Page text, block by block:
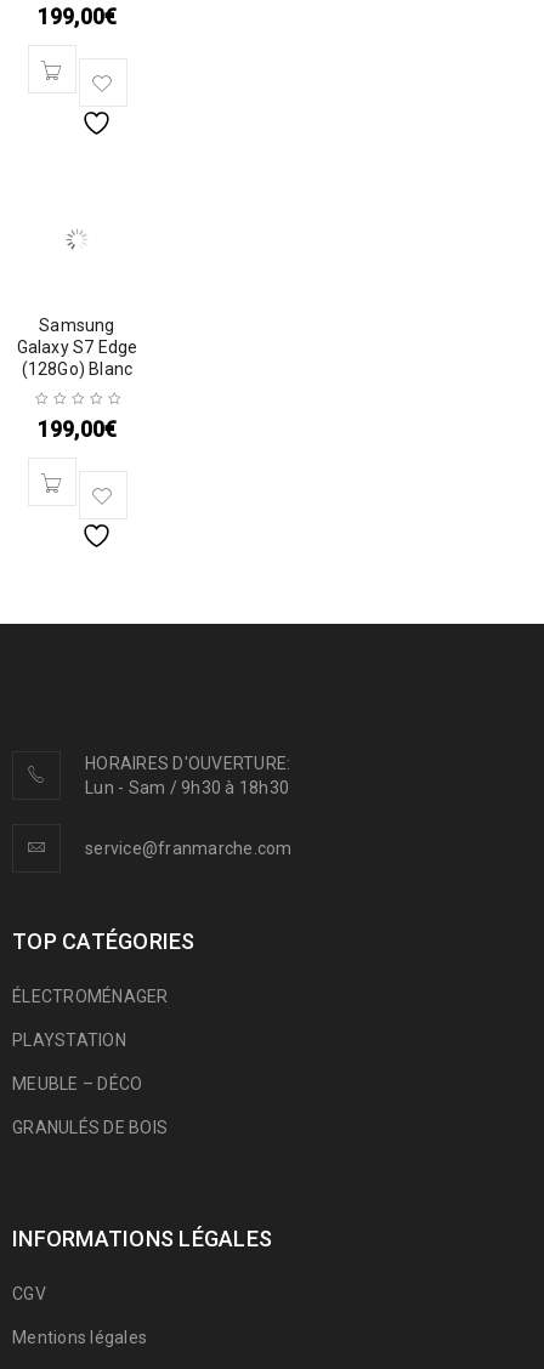
199,00€
Samsung
Galaxy S7 Edge
(128Go) Blanc
199,00€
HORAIRES D'OUVERTURE:
Lun - Sam / 9h30 à 18h30
service@franmarche.com
TOP CATÉGORIES
ÉLECTROMÉNAGER
PLAYSTATION
MEUBLE – DÉCO
GRANULÉS DE BOIS
INFORMATIONS LÉGALES
CGV
Mentions légales